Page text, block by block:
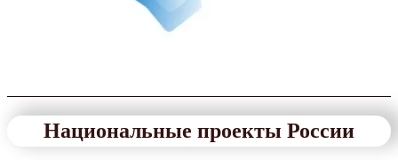
Национальные проекты России